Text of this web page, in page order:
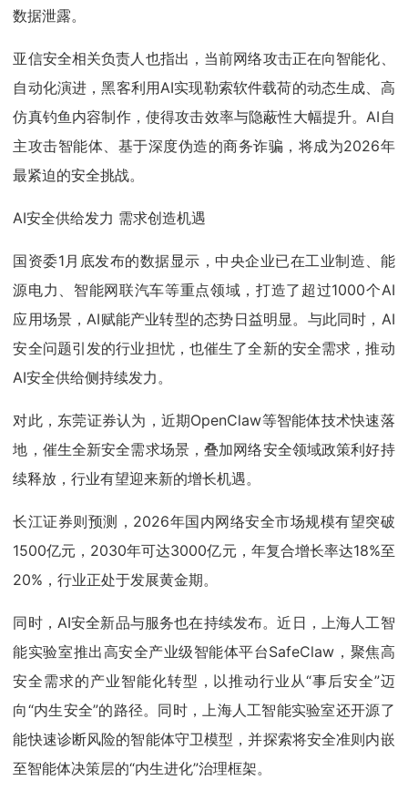
数据泄露。
亚信安全相关负责人也指出，当前网络攻击正在向智能化、
自动化演进，黑客利用AI实现勒索软件载荷的动态生成、高
仿真钓鱼内容制作，使得攻击效率与隐蔽性大幅提升。AI自
主攻击智能体、基于深度伪造的商务诈骗，将成为2026年
最紧迫的安全挑战。
AI安全供给发力 需求创造机遇
国资委1月底发布的数据显示，中央企业已在工业制造、能
源电力、智能网联汽车等重点领域，打造了超过1000个AI
应用场景，AI赋能产业转型的态势日益明显。与此同时，AI
安全问题引发的行业担忧，也催生了全新的安全需求，推动
AI安全供给侧持续发力。
对此，东莞证券认为，近期OpenClaw等智能体技术快速落
地，催生全新安全需求场景，叠加网络安全领域政策利好持
续释放，行业有望迎来新的增长机遇。
长江证券则预测，2026年国内网络安全市场规模有望突破
1500亿元，2030年可达3000亿元，年复合增长率达18%至
20%，行业正处于发展黄金期。
同时，AI安全新品与服务也在持续发布。近日，上海人工智
能实验室推出高安全产业级智能体平台SafeClaw，聚焦高
安全需求的产业智能化转型，以推动行业从“事后安全”迈
向“内生安全”的路径。同时，上海人工智能实验室还开源了
能快速诊断风险的智能体守卫模型，并探索将安全准则内嵌
至智能体决策层的“内生进化”治理框架。